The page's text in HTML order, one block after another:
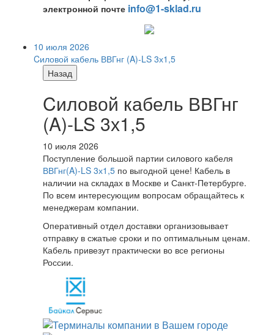
электронной почте info@1-sklad.ru
10 июля 2026
Cиловой кабель ВВГнг (A)-LS 3х1,5
Назад
Cиловой кабель ВВГнг
(A)-LS 3х1,5
10 июля 2026
Поступление большой партии силового кабеля
ВВГнг(A)-LS 3х1,5 по выгодной цене! Кабель в
наличии на складах в Москве и Санкт-Петербурге.
По всем интересующим вопросам обращайтесь к
менеджерам компании.
Оперативный отдел доставки организовывает
отправку в сжатые сроки и по оптимальным ценам.
Кабель привезут практически во все регионы
России.